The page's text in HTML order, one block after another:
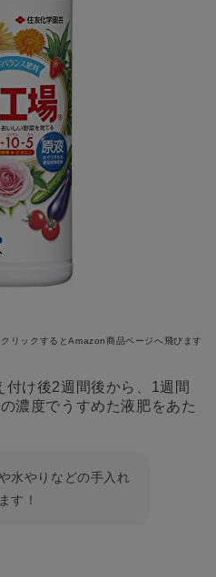
クリックするとAmazon商品ページへ飛びます
け後2週間後から、1週間
濃度でうすめた液肥をあた
水やりなどの手入れ
す！